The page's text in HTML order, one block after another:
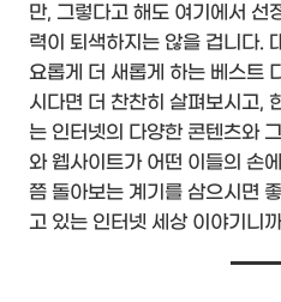
만, 그렇다고 해도 여기에서 선
력이 퇴색하지는 않을 겁니다.
요롭게 더 새롭게 하는 베스트
시다면 더 찬찬히 살펴보시고,
는 인터넷의 다양한 콘텐츠와
와 웹사이트가 어떤 이들의 손
쯤 돌아보는 계기를 삼으시면
고 있는 인터넷 세상 이야기니